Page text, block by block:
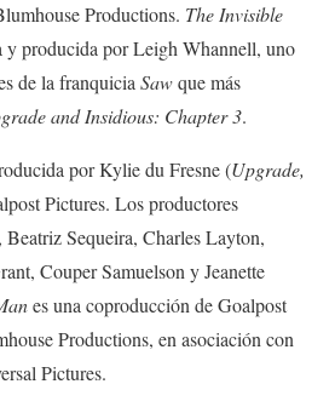
Productions. The Invisible
y producida por Leigh Whannell, uno
de la franquicia Sawque más
and Insidious: Chapter 3.
por Kylie du Fresne (Upgrade,
Pictures. Los productores
Sequeira, Charles Layton,
Couper Samuelson y Jeanette
es una coproducción de Goalpost
Productions, en asociación con
Pictures.